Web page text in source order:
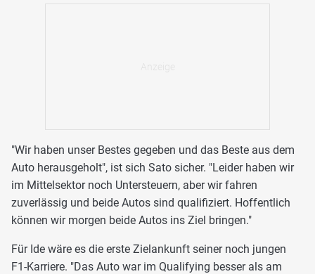
"Wir haben unser Bestes gegeben und das Beste aus dem
Auto herausgeholt", ist sich Sato sicher. "Leider haben wir
im Mittelsektor noch Untersteuern, aber wir fahren
zuverlässig und beide Autos sind qualifiziert. Hoffentlich
können wir morgen beide Autos ins Ziel bringen."
Für Ide wäre es die erste Zielankunft seiner noch jungen
F1-Karriere. "Das Auto war im Qualifying besser als am